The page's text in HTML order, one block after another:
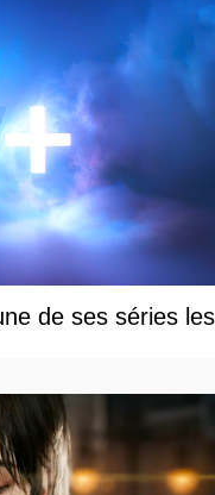
de ses séries les